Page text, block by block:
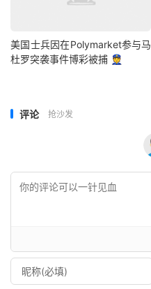
美国士兵因在Polymarket参与马
杜罗突袭事件博彩被捕 👮
评论 抢沙发